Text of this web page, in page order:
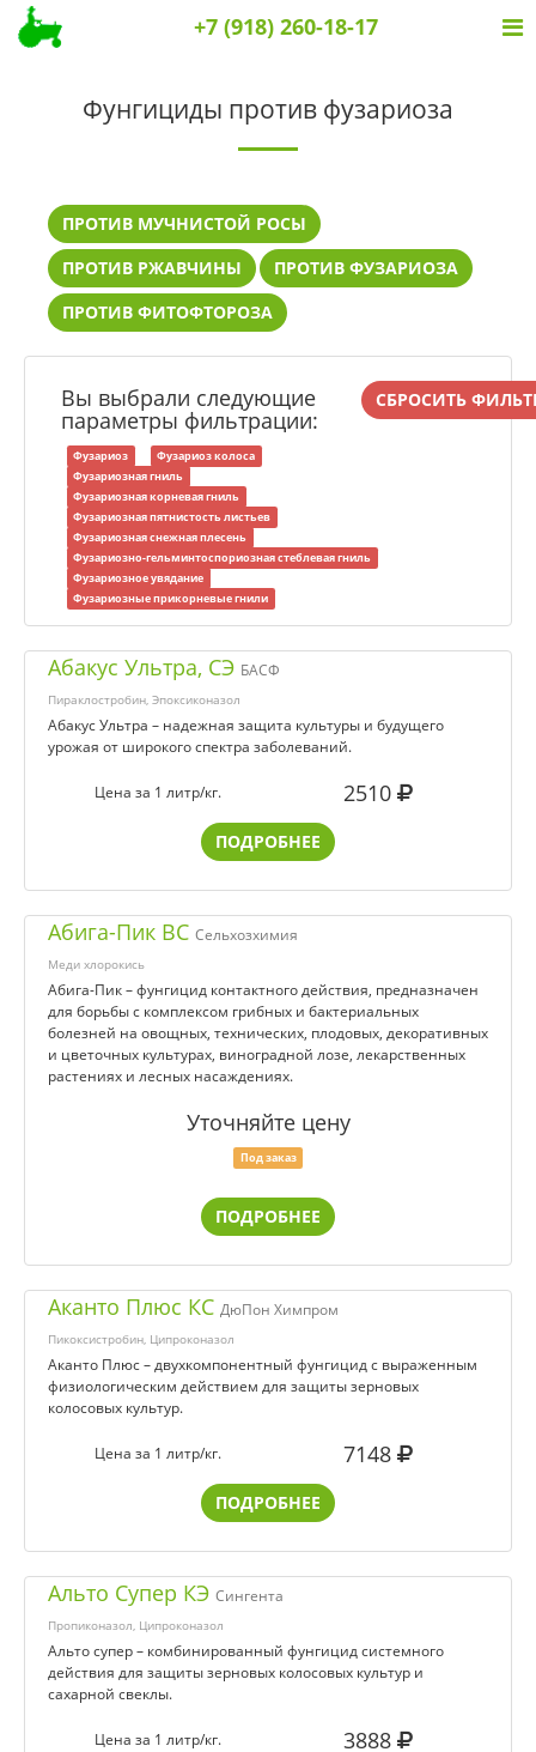
+7 (918) 260-18-17
Фунгициды против фузариоза
ПРОТИВ МУЧНИСТОЙ РОСЫ
ПРОТИВ РЖАВЧИНЫ
ПРОТИВ ФУЗАРИОЗА
ПРОТИВ ФИТОФТОРОЗА
Вы выбрали следующие
параметры фильтрации:
Фузариоз
Фузариоз колоса
Фузариозная гниль
Фузариозная корневая гниль
Фузариозная пятнистость листьев
Фузариозная снежная плесень
Фузариозно-гельминтоспориозная стеблевая гниль
Фузариозное увядание
Фузариозные прикорневые гнили
СБРОСИТЬ
Абакус Ультра, СЭ БАСФ
Пираклостробин, Эпоксиконазол
Абакус Ультра – надежная защита культуры и будущего
урожая от широкого спектра заболеваний.
Цена за 1 литр/кг. 2510
ПОДРОБНЕЕ
Абига-Пик ВС Сельхозхимия
Меди хлорокись
Абига-Пик – фунгицид контактного действия, предназначен
для борьбы с комплексом грибных и бактериальных
болезней на овощных, технических, плодовых, декоративных
и цветочных культурах, виноградной лозе, лекарственных
растениях и лесных насаждениях.
Уточняйте цену
Под заказ
ПОДРОБНЕЕ
Аканто Плюс КС ДюПон Химпром
Пикоксистробин, Ципроконазол
Аканто Плюс – двухкомпонентный фунгицид с выраженным
физиологическим действием для защиты зерновых
колосовых культур.
Цена за 1 литр/кг. 7148
ПОДРОБНЕЕ
Альто Супер КЭ Сингента
Пропиконазол, Ципроконазол
Альто супер – комбинированный фунгицид системного
действия для защиты зерновых колосовых культур и
сахарной свеклы.
Цена за 1 литр/кг. 3888